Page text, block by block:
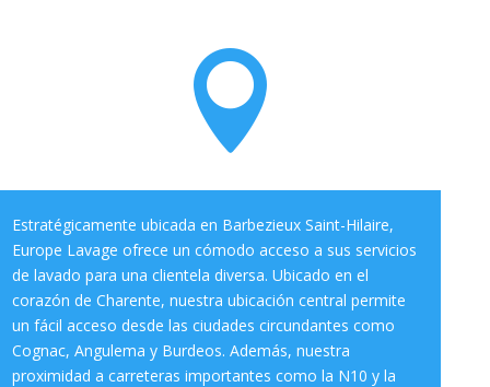

Estratégicamente ubicada en Barbezieux Saint-Hilaire,
Europe Lavage ofrece un cómodo acceso a sus servicios
de lavado para una clientela diversa. Ubicado en el
corazón de Charente, nuestra ubicación central permite
un fácil acceso desde las ciudades circundantes como
Cognac, Angulema y Burdeos. Además, nuestra
proximidad a carreteras importantes como la N10 y la